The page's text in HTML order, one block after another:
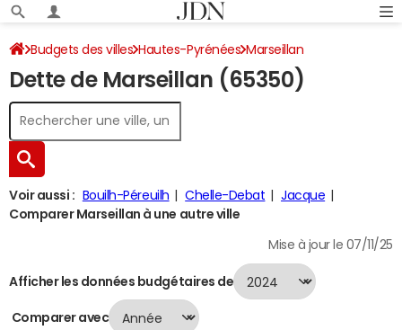
Budgets des villes Hautes-Pyrénées Marseillan
Dette au 31/12/2024
Dette de Marseillan (65350)
Voir aussi : Bouilh-Péreuilh Chelle-Debat
Jacque
Comparer Marseillan à une autre ville
Mise à jour le 07/11/25
Afficher les données budgétaires de
Comparer avec